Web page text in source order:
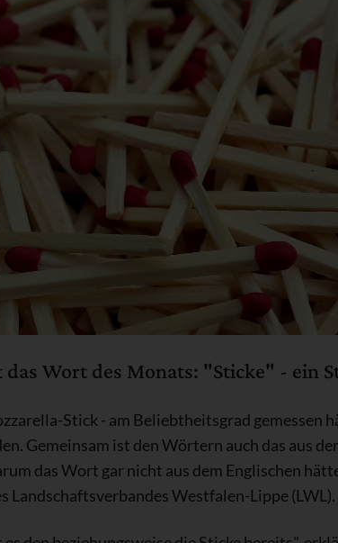
Wort des Monats: "Sticke" - ein
Stick - am Beliebtheitsgrad gemessen
Gemeinsam ist den Wörtern auch das aus
das Wort gar nicht aus dem Englischen
Landschaftsverbandes Westfalen-Lippe (LWL).